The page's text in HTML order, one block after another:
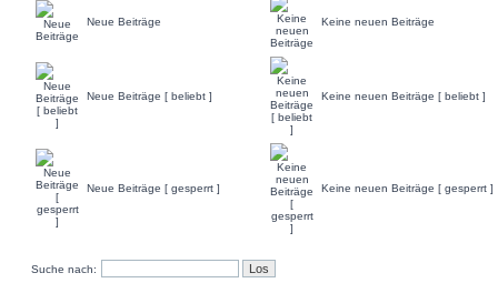
Neue Beiträge Keine neuen Beiträge
Neue Beiträge [ beliebt ] Keine neuen Beiträge [ beliebt ]
Neue Beiträge [ gesperrt ] Keine neuen Beiträge [ gesperrt ]
Suche nach: